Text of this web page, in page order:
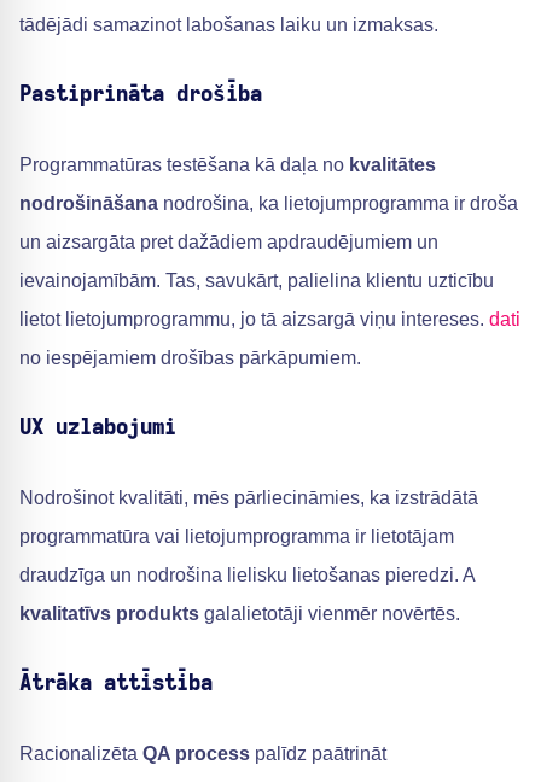
tādējādi samazinot labošanas laiku un izmaksas.
Pastiprināta drošība
Programmatūras testēšana kā daļa no kvalitātes
nodrošināšana nodrošina, ka lietojumprogramma ir droša
un aizsargāta pret dažādiem apdraudējumiem un
ievainojamībām. Tas, savukārt, palielina klientu uzticību
lietot lietojumprogrammu, jo tā aizsargā viņu intereses. dati
no iespējamiem drošības pārkāpumiem.
UX uzlabojumi
Nodrošinot kvalitāti, mēs pārliecināmies, ka izstrādātā
programmatūra vai lietojumprogramma ir lietotājam
draudzīga un nodrošina lielisku lietošanas pieredzi. A
kvalitatīvs produkts galalietotāji vienmēr novērtēs.
Ātrāka attīstība
Racionalizēta QA process palīdz paātrināt